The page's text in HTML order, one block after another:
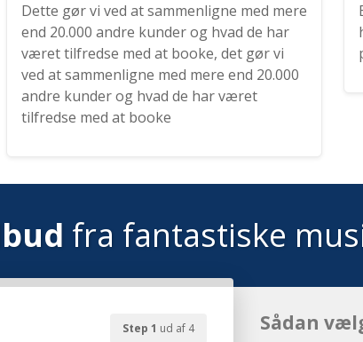
Dette gør vi ved at sammenligne med mere
end 20.000 andre kunder og hvad de har
været tilfredse med at booke, det gør vi
ved at sammenligne med mere end 20.000
andre kunder og hvad de har været
tilfredse med at booke
fra fantastiske
Step 1 ud af 4 Sådan